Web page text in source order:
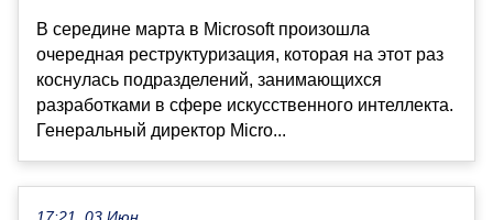
В середине марта в Microsoft произошла
очередная реструктуризация, которая на этот раз
коснулась подразделений, занимающихся
разработками в сфере искусственного интеллекта.
Генеральный директор Micro...